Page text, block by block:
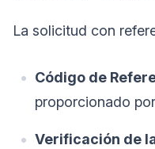
La solicitud con
Código de
proporcionado
Verificación de